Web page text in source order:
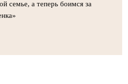
семье, а теперь боимся за